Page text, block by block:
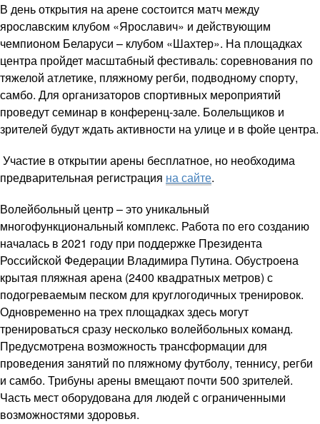
В день открытия на арене состоится матч между
ярославским клубом «Ярославич» и действующим
чемпионом Беларуси – клубом «Шахтер». На площадках
центра пройдет масштабный фестиваль: соревнования по
тяжелой атлетике, пляжному регби, подводному спорту,
самбо. Для организаторов спортивных мероприятий
проведут семинар в конференц‑зале. Болельщиков и
зрителей будут ждать активности на улице и в фойе центра.
Участие в открытии арены бесплатное, но необходима
предварительная регистрация на сайте.
Волейбольный центр – это уникальный
многофункциональный комплекс. Работа по его созданию
началась в 2021 году при поддержке Президента
Российской Федерации Владимира Путина. Обустроена
крытая пляжная арена (2400 квадратных метров) с
подогреваемым песком для круглогодичных тренировок.
Одновременно на трех площадках здесь могут
тренироваться сразу несколько волейбольных команд.
Предусмотрена возможность трансформации для
проведения занятий по пляжному футболу, теннису, регби
и самбо. Трибуны арены вмещают почти 500 зрителей.
Часть мест оборудована для людей с ограниченными
возможностями здоровья.